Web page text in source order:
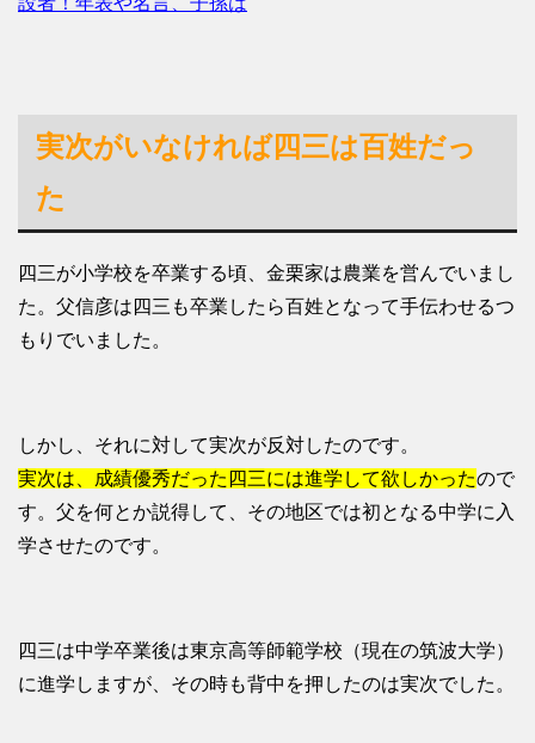
実次がいなければ四三は百姓だっ
た
四三が小学校を卒業する頃、金栗家は農業を営んでいまし
た。父信彦は四三も卒業したら百姓となって手伝わせるつ
もりでいました。
しかし、それに対して実次が反対したのです。
実次は、成績優秀だった四三には進学して欲しかったので
す。父を何とか説得して、その地区では初となる中学に入
学させたのです。
四三は中学卒業後は東京高等師範学校（現在の筑波大学）
に進学しますが、その時も背中を押したのは実次でした。